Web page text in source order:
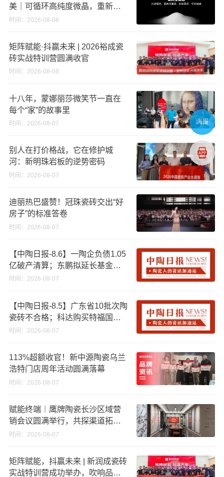
美｜可循环高纯度微晶，重新定
义高端奢石原料
时间：2026-08-08
矩阵赋能·抖赢未来 | 2026裕成瓷
砖实战特训营圆满收官
时间：2026-08-08
十八年，蒙娜丽莎微笑节一直在
每个“家”的故事里
时间：2026-08-07
别人在打价格战，它在修护城
河：新明珠岩板的逆势密码
时间：2026-08-07
迪丽热巴盛赞！冠珠瓷砖交出“好
房子”的标准答卷
时间：2026-08-07
【中陶日报-8.6】一陶企负债1.05
亿破产清算；东鹏拟延长基金投
资期限；工信部开展建陶行业能
时间：2026-08-07
【中陶日报-8.5】广东省10批次陶
瓷砖不合格；科达购买特福国际
股份申请未通过；蒙娜丽莎5千万
破18亿元
时间：2026-08-07
113%超额收官！新中源陶瓷乌兰
浩特门店周年活动圆满落幕
时间：2026-08-07
赋能终端︱鹰牌陶瓷长沙区域营
销会议圆满举行，共探渠道拓展
与门店升级新路径
时间：2026-08-07
矩阵赋能，抖赢未来 | 新润成瓷砖
实战特训营成功举办，吹响品牌
海报